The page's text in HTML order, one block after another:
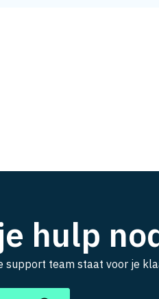
hulp
support team staat voor je